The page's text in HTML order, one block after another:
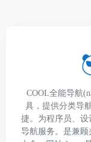
COOL全能导航
具，提供分类导
捷。为程序员、
导航服务。是兼